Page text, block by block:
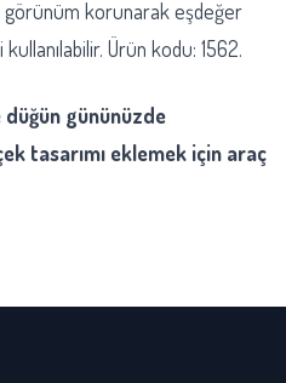
görünüm korunarak eşdeğer
Ürün kodu: 1562.
düğün gününüzde
tasarımı eklemek için araç